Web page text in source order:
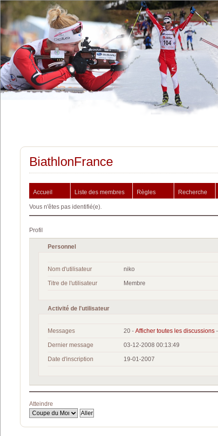
BiathlonFrance
Accueil Liste des membres Règles Recherche
Vous n'êtes pas identifié(e).
Profil
Personnel
Nom d'utilisateur niko
Titre de l'utilisateur Membre
Activité de l'utilisateur
Messages 20 - Afficher toutes les discussions
Dernier message 03-12-2008 00:13:49
Date d'inscription 19-01-2007
Atteindre